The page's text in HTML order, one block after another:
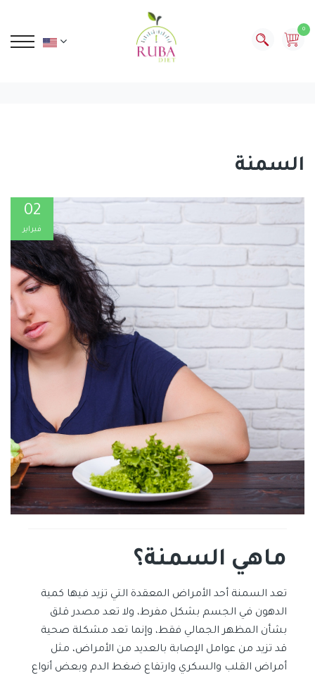
0
السمنة
02
فبراير
ماهي السمنة؟
تعد السمنة أحد الأمراض المعقدة التي تزيد فيها كمية
الدهون في الجسم بشكل مفرط، ولا تعد مصدر قلق
بشأن المظهر الجمالي فقط، وإنما تعد مشكلة صحية
قد تزيد من عوامل الإصابة بالعديد من الأمراض، مثل
أمراض القلب والسكري وارتفاع ضغط الدم وبعض أنواع